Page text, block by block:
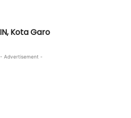
Kota Garo
- Advertisement -